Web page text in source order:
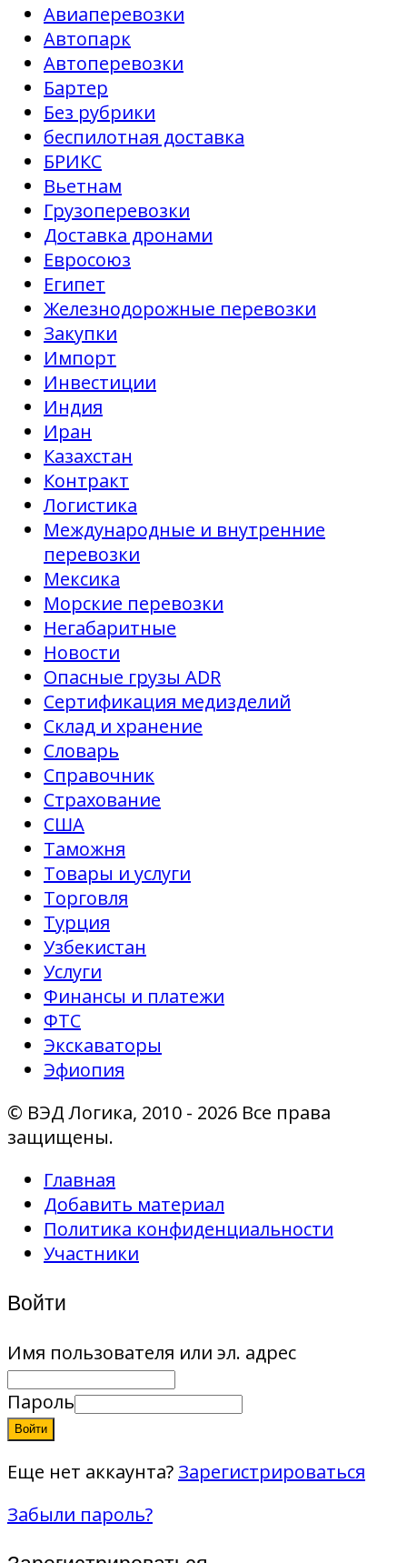
Авиаперевозки
Автопарк
Автоперевозки
Бартер
Без рубрики
беспилотная доставка
БРИКС
Вьетнам
Грузоперевозки
Доставка дронами
Евросоюз
Египет
Железнодорожные перевозки
Закупки
Импорт
Инвестиции
Индия
Иран
Казахстан
Контракт
Логистика
Международные и внутренние
перевозки
Мексика
Морские перевозки
Негабаритные
Новости
Опасные грузы ADR
Сертификация медизделий
Склад и хранение
Словарь
Справочник
Страхование
США
Таможня
Товары и услуги
Торговля
Турция
Узбекистан
Услуги
Финансы и платежи
ФТС
Экскаваторы
Эфиопия
© ВЭД Логика, 2010 - 2026 Все права
защищены.
Главная
Добавить материал
Политика конфиденциальности
Участники
Войти
Имя пользователя или эл. адрес
Пароль
Войти
Еще нет аккаунта? Зарегистрироваться
Забыли пароль?